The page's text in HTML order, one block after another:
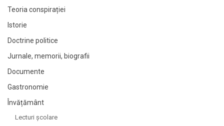
Teoria conspirației
Istorie
Doctrine politice
Jurnale, memorii, biografii
Documente
Gastronomie
Învățământ
Lecturi şcolare